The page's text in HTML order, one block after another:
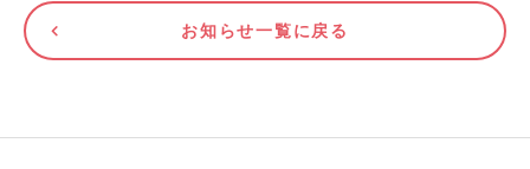
お知らせ一覧に戻る